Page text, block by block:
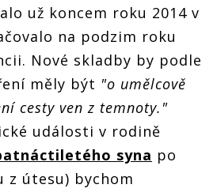
smrti syna cestu z
temnoty. Nové album
vyjde v září, doprovodí
ho i film
už koncem roku 2014 v
na podzim roku
Nové skladby by podle
měly být "o umělcově
cesty ven z temnoty."
události v rodině
syna po
z útesu) bychom